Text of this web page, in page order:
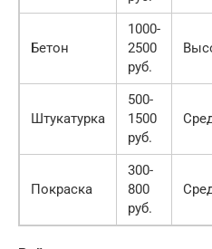
Бетон
1000-
2500
руб.
Штукатурка
500-
1500
руб.
Покраска
300-
800
руб.